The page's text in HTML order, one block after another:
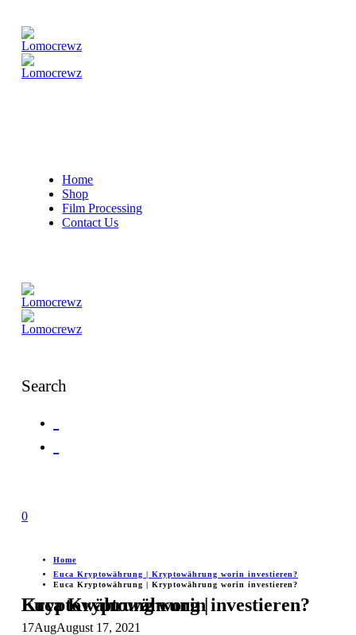
Home
Shop
Film Processing
Contact Us
Search
0
Home
Euca Kryptowährung | Kryptowährung worin investieren?
Euca Kryptowährung | Kryptowährung worin investieren?
Euca Kryptowährung | Kryptowährung worin investieren?
17AugAugust 17, 2021